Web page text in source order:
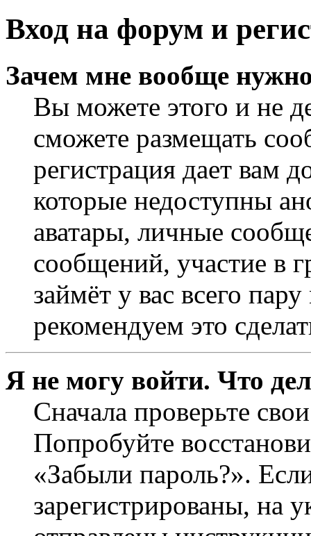
Вход на форум и
Зачем мне вообще
Вы можете этого и не
сможете размещать
регистрация дает вам
которые недоступны
аватары, личные
сообщений, участие в
займёт у вас всего
рекомендуем это
Я не могу войти. Что
Сначала проверьте
Попробуйте
«Забыли пароль?».
зарегистрированы, на